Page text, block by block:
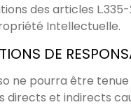
des articles
Intellectuelle.
DE
ne pourra être
directs et indirects